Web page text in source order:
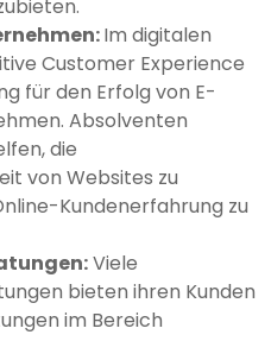
Im digitalen
Customer Experience
für den Erfolg von E-
Absolventen
die
von Websites zu
Kundenerfahrung zu
Viele
bieten ihren Kunden
im Bereich